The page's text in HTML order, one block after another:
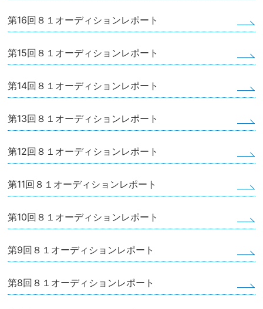
第16回８１オーディションレポート
第15回８１オーディションレポート
第14回８１オーディションレポート
第13回８１オーディションレポート
第12回８１オーディションレポート
第11回８１オーディションレポート
第10回８１オーディションレポート
第9回８１オーディションレポート
第8回８１オーディションレポート